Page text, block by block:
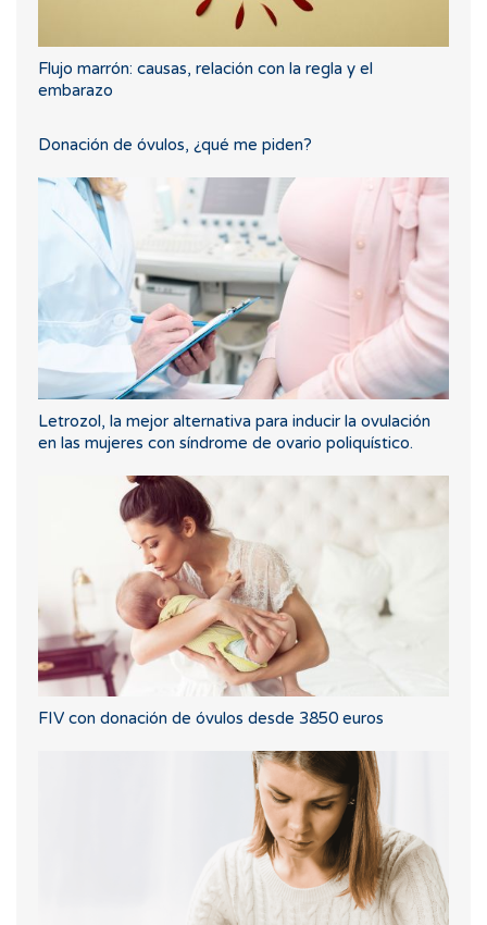
Flujo marrón: causas, relación con la regla y el
embarazo
Donación de óvulos, ¿qué me piden?
Letrozol, la mejor alternativa para inducir la ovulación
en las mujeres con síndrome de ovario poliquístico.
FIV con donación de óvulos desde 3850 euros